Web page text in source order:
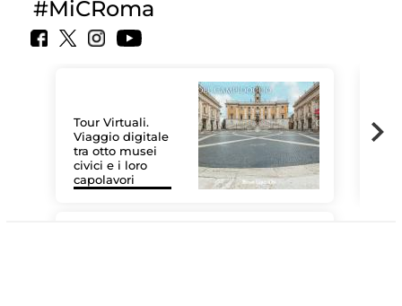
#MiCRoma
Tour Virtuali.
Viaggio digitale
tra otto musei
civici e i loro
capolavori